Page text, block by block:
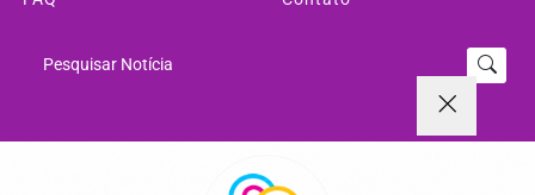
Pesquisar Notícia